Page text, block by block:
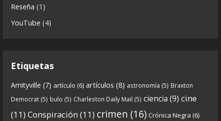
Continuamos el especial Qanon con esta segunda
6 0 View on facebook
Crónicas de Nantucket
Reseña (1)
YouTube (4)
Etiquetas
Amityville (7) artículo (6) artículos (8) astronomía (5) Braxton
Democrat (5) bulo (5) Charleston Daily Mail (5) ciencia (9) cine
(11) Conspiración (11) crimen (16) Crónica Negra (6)